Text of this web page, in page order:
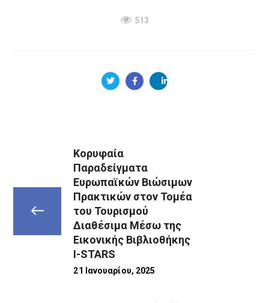
513
Κορυφαία
Παραδείγματα
Ευρωπαϊκών Βιώσιμων
Πρακτικών στον Τομέα
του Τουρισμού
Διαθέσιμα Μέσω της
Εικονικής Βιβλιοθήκης
I-STARS
21 Ιανουαρίου, 2025